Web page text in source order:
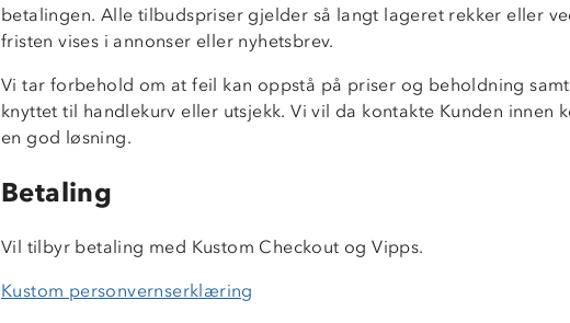
betalingen. Alle tilbudspriser gjelder så langt lageret rekker eller
fristen vises i annonser eller nyhetsbrev.
Vi tar forbehold om at feil kan oppstå på priser og beholdning
knyttet til handlekurv eller utsjekk. Vi vil da kontakte Kunden innen
en god løsning.
Betaling
Vil tilbyr betaling med Kustom Checkout og Vipps.
Kustom personvernserklæring